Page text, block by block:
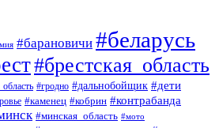
#барановичи #беларусь
#брестская_область
#гродно #дальнобойщик #дети
#каменец #кобрин #контрабанда
#минская_область #мото